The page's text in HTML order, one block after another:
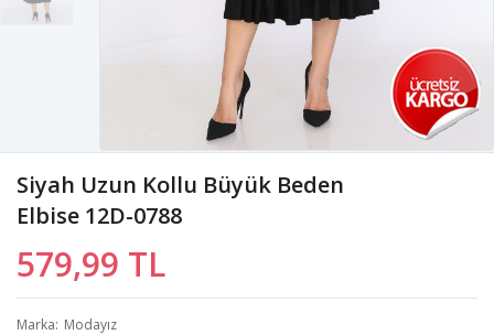
Siyah Uzun Kollu Büyük Beden
Elbise 12D-0788
579,99 TL
Marka Modayız